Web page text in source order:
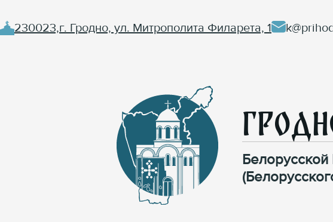
230023,г. Гродно, ул. Митрополита Филарета, 1